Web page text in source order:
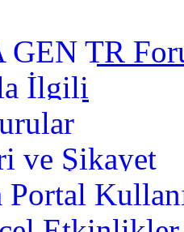
TR
İlgili
ve Şikayet
Portal